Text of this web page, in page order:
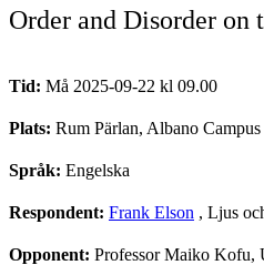
Order and Disorder on
Tid: Må 2025-09-22 kl 09.00
Plats: Rum Pärlan, Albano
Språk: Engelska
Respondent: Frank Elson , Ljus
Opponent: Professor Maiko Kofu,